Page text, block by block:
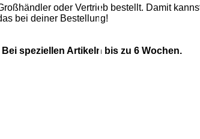
oder Vertrieb bestellt. Damit
bei deiner Bestellung!
speziellen Artikeln bis zu 6 Wochen.